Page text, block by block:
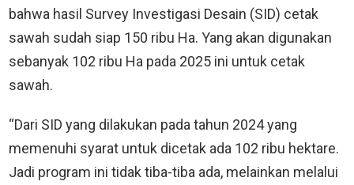
bahwa hasil Survey Investigasi Desain (SID) cetak
sawah sudah siap 150 ribu Ha. Yang akan digunakan
sebanyak 102 ribu Ha pada 2025 ini untuk cetak
sawah.
“Dari SID yang dilakukan pada tahun 2024 yang
memenuhi syarat untuk dicetak ada 102 ribu hektare.
Jadi program ini tidak tiba-tiba ada, melainkan melalui